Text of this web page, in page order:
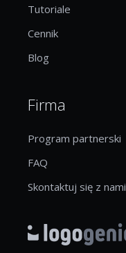
Tutoriale
Cennik
Blog
Firma
Program partnerski
FAQ
Skontaktuj się z nami